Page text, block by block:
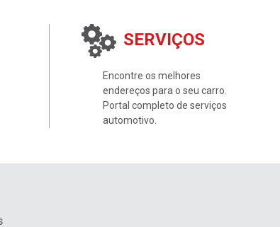
SERVIÇOS
Encontre os melhores
endereços para o seu carro.
Portal completo de serviços
automotivo.